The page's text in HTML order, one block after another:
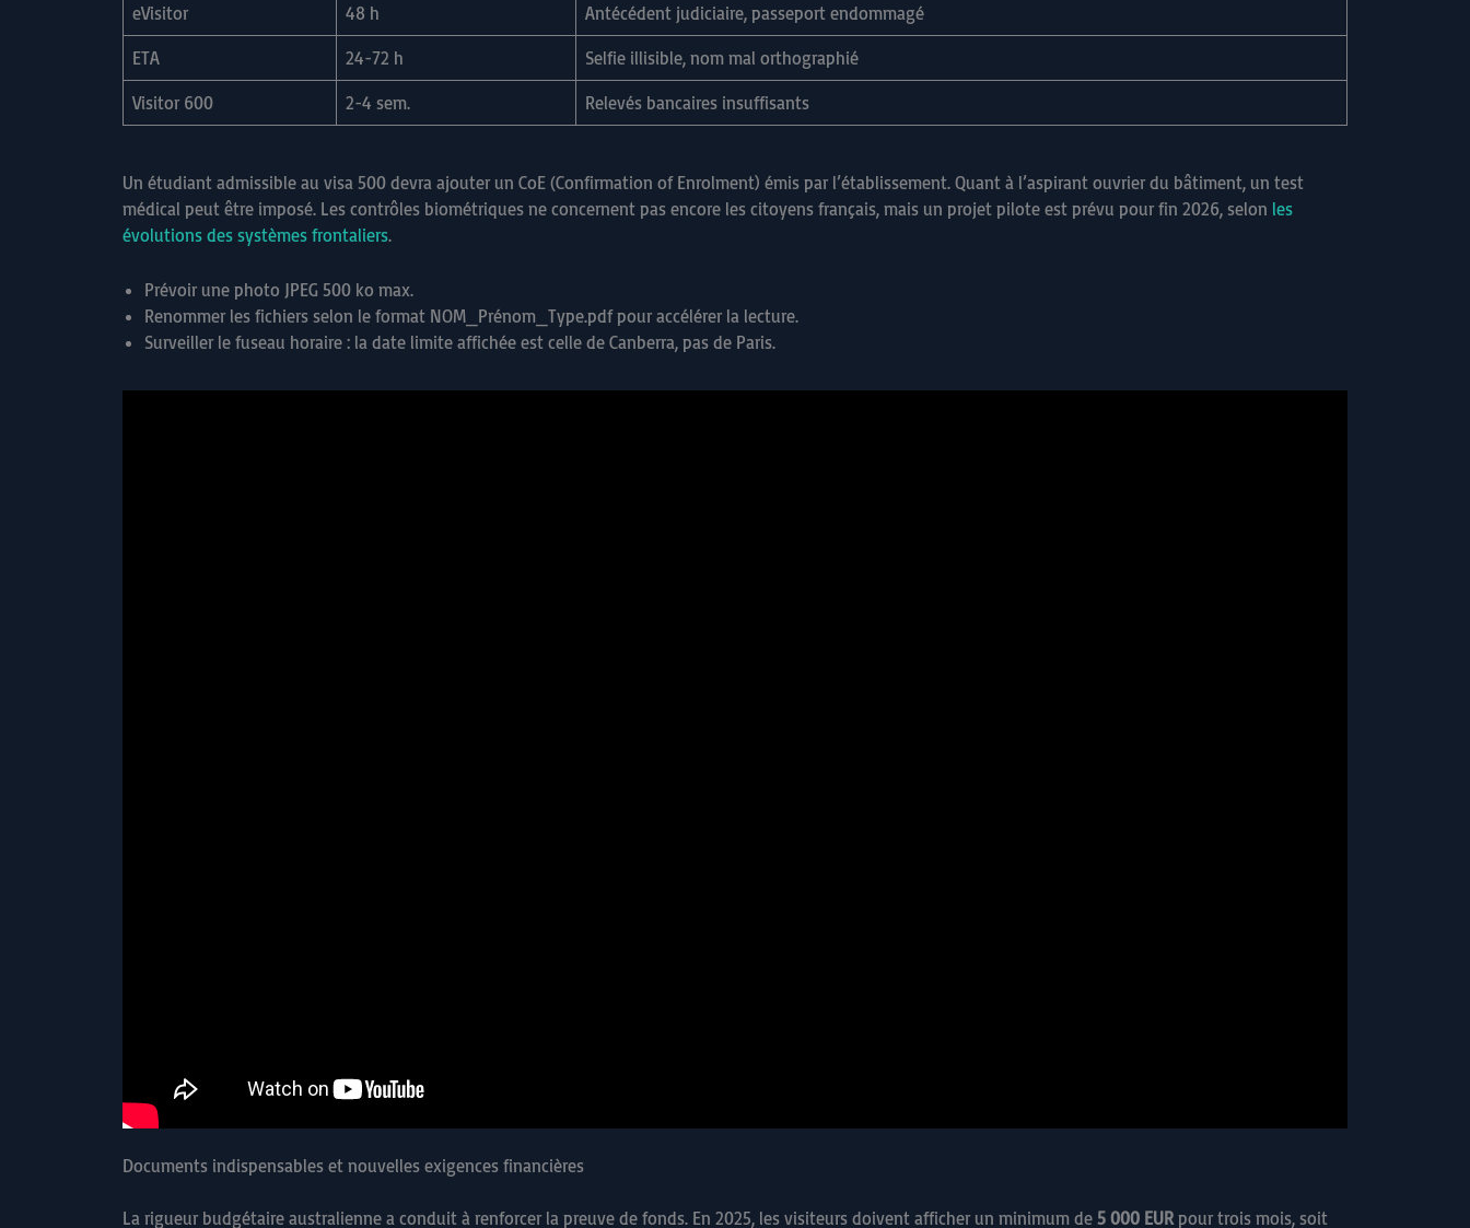
eVisitor 48 h Antécédent judiciaire, passeport endommagé
ETA 24-72 h Selfie illisible, nom mal orthographié
Visitor 600 2-4 sem. Relevés bancaires insuffisants
Un étudiant admissible au visa 500 devra ajouter un CoE (Confirmation of Enrolment) émis par l’établissement. Quant à l’aspirant ouvrier du bâtiment, un test
médical peut être imposé. Les contrôles biométriques ne concernent pas encore les citoyens français, mais un projet pilote est prévu pour fin 2026, selon les
évolutions des systèmes frontaliers.
Prévoir une photo JPEG 500 ko max.
Renommer les fichiers selon le format NOM_Prénom_Type.pdf pour accélérer la lecture.
Surveiller le fuseau horaire : la date limite affichée est celle de Canberra, pas de Paris.
Documents indispensables et nouvelles exigences financières
La rigueur budgétaire australienne a conduit à renforcer la preuve de fonds. En 2025, les visiteurs doivent afficher un minimum de 5 000 EUR pour trois mois, soit